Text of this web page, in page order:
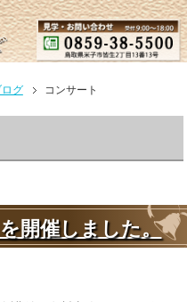
グ コンサート
開催しました。